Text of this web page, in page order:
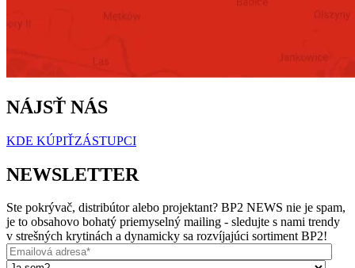
NÁJSŤ NÁS
KDE KÚPIŤZÁSTUPCI
NEWSLETTER
Ste pokrývač, distribútor alebo projektant? BP2 NEWS nie je spam,
je to obsahovo bohatý priemyselný mailing - sledujte s nami trendy
v strešných krytinách a dynamicky sa rozvíjajúci sortiment BP2!